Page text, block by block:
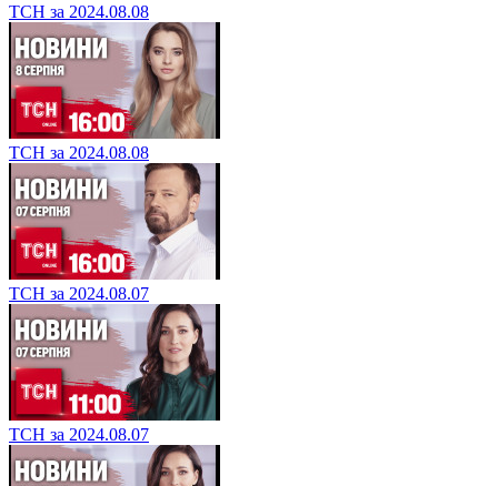
ТСН за 2024.08.08
ТСН за 2024.08.08
ТСН за 2024.08.07
ТСН за 2024.08.07